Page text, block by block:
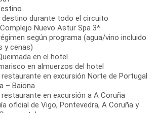
durante todo el circuito
Nuevo Astur Spa 3*
según programa (agua/vino incluido
y cenas)
en el hotel
en almuerzos del hotel
en excursión Norte de Portugal
– Baiona
en excursión a A Coruña
oficial de Vigo, Pontevedra, A Coruña y